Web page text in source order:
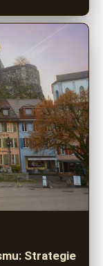
Strategie